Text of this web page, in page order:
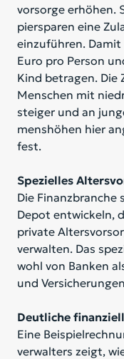
vor­sor­ge er­hö­hen.
pier­spa­ren eine
ein­zu­füh­ren.
Euro pro Per­son
Kind be­tra­gen. Die
Men­schen mit
stei­ger und an
mens­hö­hen hier
fest.
Spezielles
Die Fi­nanz­bran­che
De­pot ent­wi­ckeln,
pri­va­te
ver­wal­ten. Das
wohl von Ban­ken
und
Deutliche
Eine
ver­wal­ters zeigt,